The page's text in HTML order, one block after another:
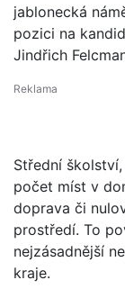
jablonecká
pozici na
Jindřich
Střední
počet míst v
doprava či
prostředí. To
nejzásadnější
kraje.